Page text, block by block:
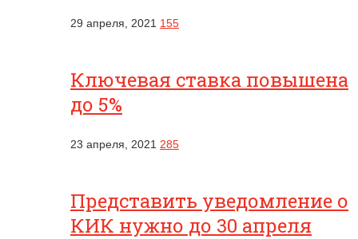
29 апреля, 2021 155
Ключевая ставка повышена
до 5%
23 апреля, 2021 285
Представить уведомление о
КИК нужно до 30 апреля